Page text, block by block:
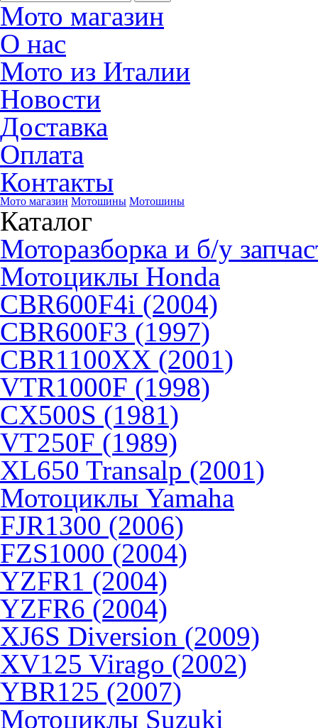
Мото магазин
О нас
Мото из Италии
Новости
Доставка
Оплата
Контакты
Мото магазин Мотошины Мотошины
Каталог
Моторазборка и б/у
Мотоциклы Honda
CBR600F4i (2004)
CBR600F3 (1997)
CBR1100XX (2001)
VTR1000F (1998)
CX500S (1981)
VT250F (1989)
XL650 Transalp (2001)
Мотоциклы Yamaha
FJR1300 (2006)
FZS1000 (2004)
YZFR1 (2004)
YZFR6 (2004)
XJ6S Diversion (2009)
XV125 Virago (2002)
YBR125 (2007)
Мотоциклы Suzuki